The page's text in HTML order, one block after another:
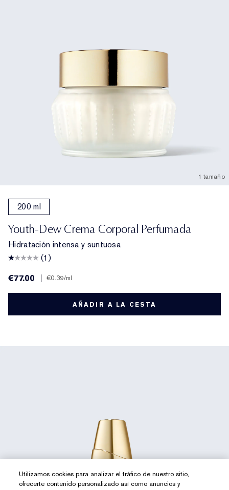
1 tamaño
200 ml
Youth-Dew Crema Corporal Perfumada
Hidratación intensa y suntuosa
(1)
€77.00
€0.39/ml
AÑADIR A LA CESTA
Utilizamos cookies para analizar el tráfico de nuestro sitio,
ofrecerte contenido personalizado así como anuncios y